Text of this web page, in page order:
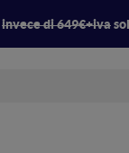
invece di 649€+iva